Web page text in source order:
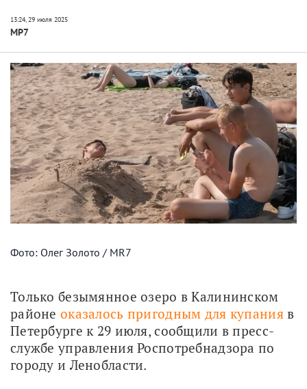
МР7
Фото: Олег Золото / MR7
Только безымянное озеро в Калининском
районе оказалось пригодным для купания в
Петербурге к 29 июля, сообщили в пресс-
службе управления Роспотребнадзора по
городу и Ленобласти.